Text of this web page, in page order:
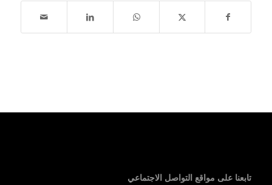
تابعنا على مواقع التواصل الاجتماعي